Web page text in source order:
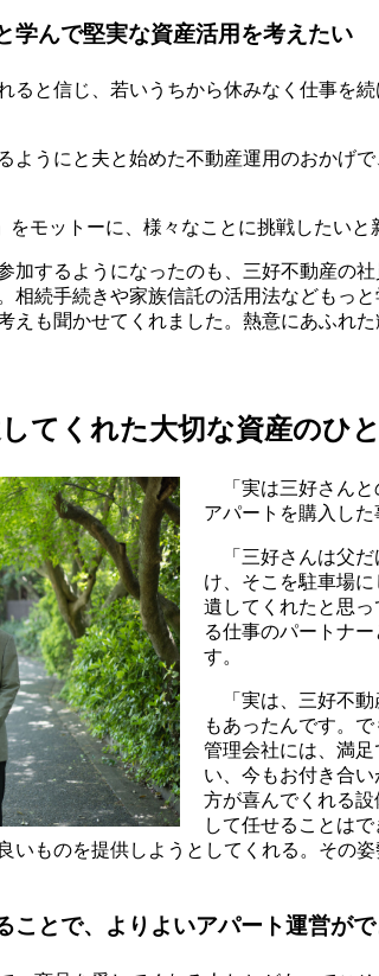
学んで堅実な資産活用を考えたい
ると信じ、若いうちから休みなく仕事を
うにと夫と始めた不動産運用のおかげ
モットーに、様々なことに挑戦したいと
するようになったのも、三好不動産の
相続手続きや家族信託の活用法などもっ
えも聞かせてくれました。熱意にあふれ
てくれた大切な資産のひ
「実は三好さんと
アパートを購入し
「三好さんは父だ
け、そこを駐車場
遺してくれたと思
る仕事のパートナ
す。
「実は、三好不動
もあったんです。
管理会社には、満
い、今もお付き合
方が喜んでくれる
して任せることは
いものを提供しようとしてくれる。その
ことで、よりよいアパート運営が